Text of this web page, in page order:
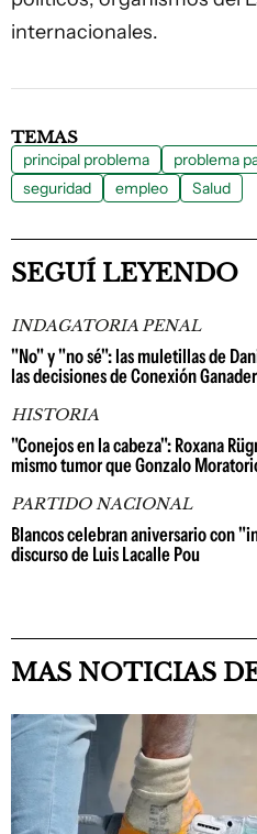
internacionales.
TEMAS
principal problema problema
seguridad
empleo Salud
SEGUÍ LEYENDO
INDAGATORIA PENAL
"No" y "no sé": las muletillas de
las decisiones de Conexión
HISTORIA
"Conejos en la cabeza": Roxana
mismo tumor que Gonzalo
PARTIDO NACIONAL
Blancos celebran aniversario con
discurso de Luis Lacalle Pou
MAS NOTICIAS